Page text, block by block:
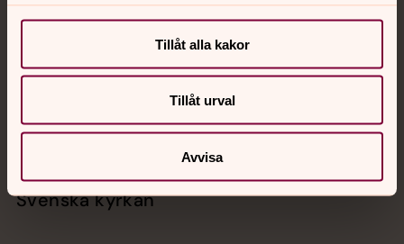
Tillåt alla kakor
Tillåt urval
Avvisa
med en präst på kvällar och nätter.
Chatt
Svenska kyrkan